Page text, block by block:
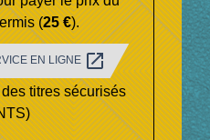
(25 €).
EN LIGNE open_in_new
titres sécurisés